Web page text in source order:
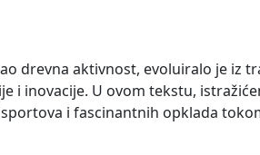
drevna aktivnost, evoluiralo je iz
i inovacije. U ovom tekstu,
i fascinantnih opklada